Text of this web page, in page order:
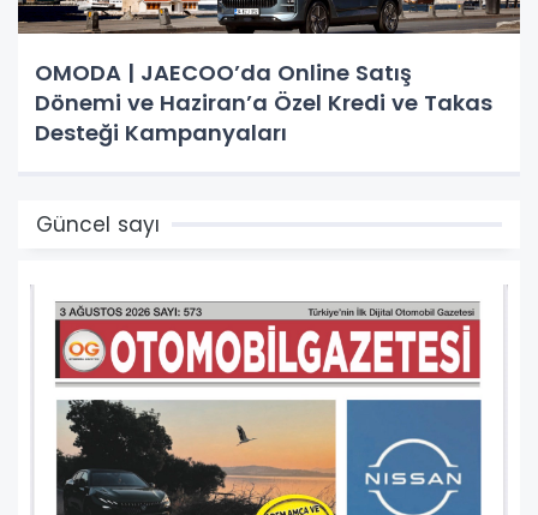
OMODA | JAECOO’da Online Satış
Dönemi ve Haziran’a Özel Kredi ve Takas
Desteği Kampanyaları
Güncel sayı